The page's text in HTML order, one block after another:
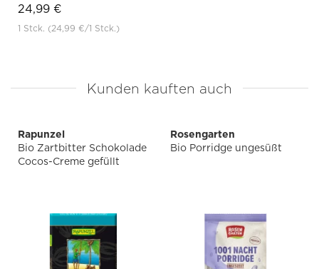
24,99 €
1 Stck. (24,99 €/1 Stck.)
Kunden kauften auch
Rapunzel
Bio Zartbitter Schokolade
Cocos-Creme gefüllt
Rosengarten
Bio Porridge ungesüßt